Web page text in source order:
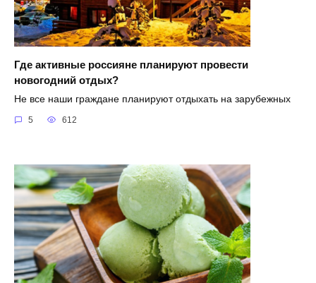
Где активные россияне планируют провести
новогодний отдых?
Не все наши граждане планируют отдыхать на зарубежных
5 612